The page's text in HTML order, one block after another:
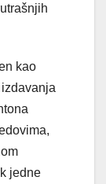
kao
jedne